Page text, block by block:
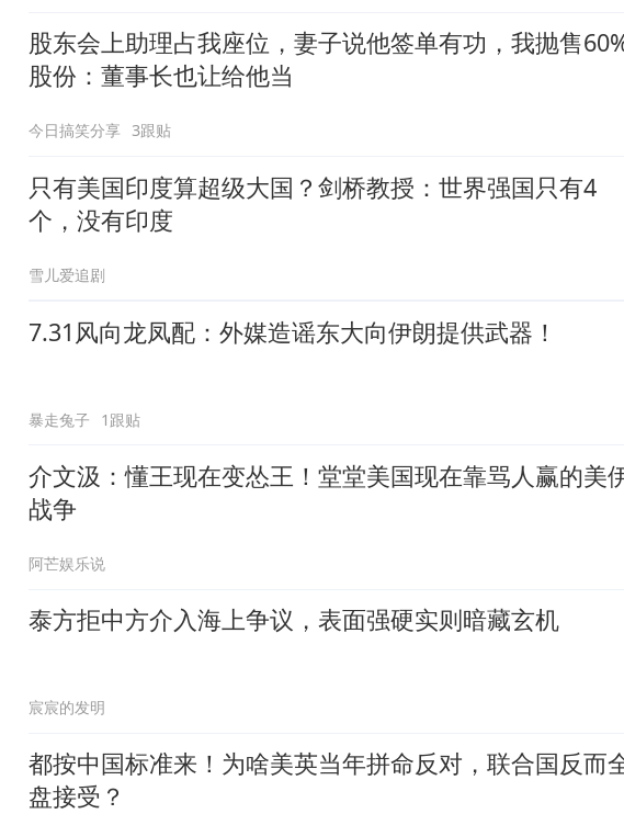
股东会上助理占我座位，妻子说他签单有功，我抛售
股份：董事长也让给他当
今日搞笑分享 3跟贴
只有美国印度算超级大国？剑桥教授：世界强国只有4
个，没有印度
雪儿爱追剧
7.31风向龙凤配：外媒造谣东大向伊朗提供武器！
暴走兔子 1跟贴
介文汲：懂王现在变怂王！堂堂美国现在靠骂人赢的美
战争
阿芒娱乐说
泰方拒中方介入海上争议，表面强硬实则暗藏玄机
宸宸的发明
都按中国标准来！为啥美英当年拼命反对，联合国反而
盘接受？